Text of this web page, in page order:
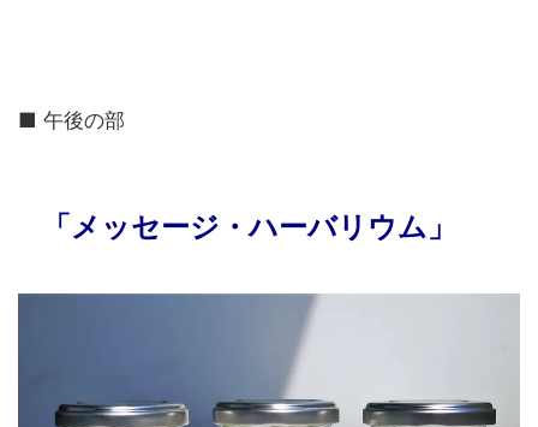
■ 午後の部
「メッセージ・ハーバリウム」